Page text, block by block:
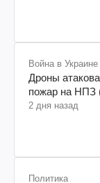
Война в Украине
Дроны
пожар на НПЗ
2 дня назад
Политика